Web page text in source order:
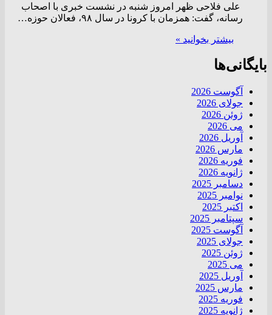
علی فلاحی ظهر امروز شنبه در نشست خبری با اصحاب
رسانه، گفت: همزمان با کرونا در سال ٩٨، فعالان حوزه…
بیشتر بخوانید »
بایگانی‌ها
آگوست 2026
جولای 2026
ژوئن 2026
می 2026
آوریل 2026
مارس 2026
فوریه 2026
ژانویه 2026
دسامبر 2025
نوامبر 2025
اکتبر 2025
سپتامبر 2025
آگوست 2025
جولای 2025
ژوئن 2025
می 2025
آوریل 2025
مارس 2025
فوریه 2025
ژانویه 2025